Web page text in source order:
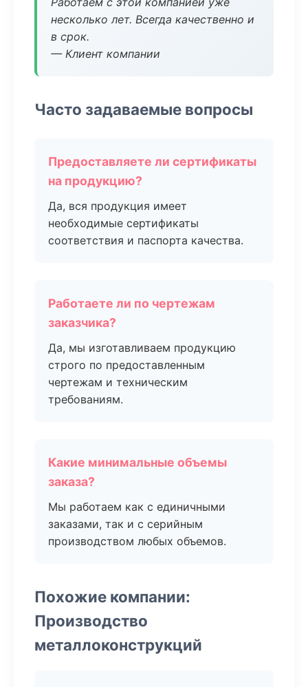
несколько лет. Всегда качественно и
в срок.
— Клиент компании
Часто задаваемые вопросы
Предоставляете ли сертификаты
на продукцию?
Да, вся продукция имеет
необходимые сертификаты
соответствия и паспорта качества.
Работаете ли по чертежам
заказчика?
Да, мы изготавливаем продукцию
строго по предоставленным
чертежам и техническим
требованиям.
Какие минимальные объемы
заказа?
Мы работаем как с единичными
заказами, так и с серийным
производством любых объемов.
Похожие компании:
Производство
металлоконструкций